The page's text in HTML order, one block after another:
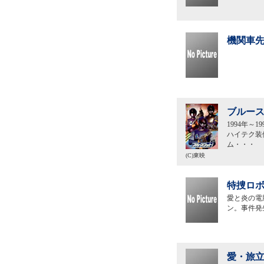
機関車
ブルー
1994年～
ハイテク
ム・・・
(C)東映
特捜ロ
愛と炎の
ン。事件
愛・旅